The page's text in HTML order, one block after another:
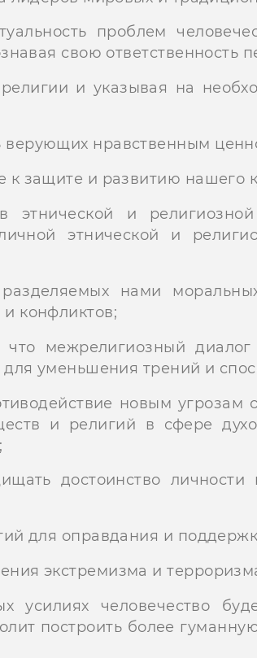
проблем
свою
и указывая на
верующих нравственным
защите и развитию нашего
этнической и
этнической и
нами
конфликтов;
межрелигиозный диалог
для уменьшения трений и
новым угрозам
и религий в сфере
достоинство
для оправдания и
экстремизма и
усилиях человечество
построить более